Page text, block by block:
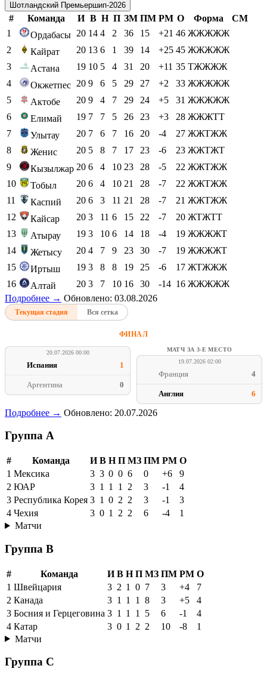
Шотландский Премьершип-2026
# Команда И В Н П ЗМ ПМ РМ О Форма
СМ
1
Ордабасы 20 14 4 2 36 15 +21 46 ЖЖЖЖЖ
2
Кайрат 20 13 6 1 39 14 +25 45 ЖЖЖЖЖ
3
Астана 19 10 5 4 31 20 +11 35 ТЖЖЖЖ
4
Окжетпес 20 9 6 5 29 27 +2 33 ЖЖЖЖЖ
5
Актобе 20 9 4 7 29 24 +5 31 ЖЖЖЖЖ
6
Елимай 19 7 7 5 26 23 +3 28 ЖЖЖТТ
7
Улытау 20 7 6 7 16 20 -4 27 ЖЖТЖЖ
8
Женис 20 5 8 7 17 23 -6 23 ЖЖТЖТ
9
Кызылжар 20 6 4 10 23 28 -5 22 ЖЖТЖЖ
10
Тобыл 20 6 4 10 21 28 -7 22 ЖЖТЖЖ
11
Каспий 20 6 3 11 21 28 -7 21 ЖЖТЖЖ
12
Кайсар 20 3 11 6 15 22 -7 20 ЖТЖТТ
13
Атырау 19 3 10 6 14 18 -4 19 ЖЖЖЖТ
14
Жетысу 20 4 7 9 23 30 -7 19 ЖЖЖЖТ
15
Иртыш 19 3 8 8 19 25 -6 17 ЖТЖЖЖ
16
Алтай 20 3 7 10 16 30 -14 16 ЖЖЖЖЖ
Подробнее → Обновлено: 03.08.2026
Текущая стадия Вся сетка
ФИНАЛ
20.07.2026 00:00
Испания 1
Аргентина 0
МАТЧ ЗА 3-Е МЕСТО
19.07.2026 02:00
Франция 4
Англия 6
Подробнее → Обновлено: 20.07.2026
Группа A
# Команда И В Н П МЗ ПМ РМ О
1 Мексика 3 3 0 0 6 0 +6
9
2 ЮАР 3 1 1 1 2 3 -1
4
3 Республика Корея 3 1 0 2 2 3 -1
3
4 Чехия 3 0 1 2 2 6 -4
1
Матчи
Группа B
# Команда И В Н П МЗ ПМ РМ О
1 Швейцария 3 2 1 0 7 3 +4
7
2 Канада 3 1 1 1 8 3 +5
4
3 Босния и Герцеговина 3 1 1 1 5 6 -1
4
4 Катар 3 0 1 2 2 10 -8
1
Матчи
Группа C